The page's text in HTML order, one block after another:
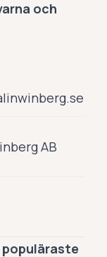
och
AB
populäraste